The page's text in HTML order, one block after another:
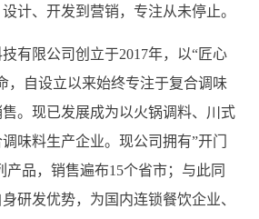
计、开发到营销，专注从未停止。
有限公司创立于2017年，以“匠心
，自设立以来始终专注于复合调味
。现已发展成为以火锅调料、川式
味料生产企业。现公司拥有”开门
产品，销售遍布15个省市；与此同
研发优势，为国内连锁餐饮企业、